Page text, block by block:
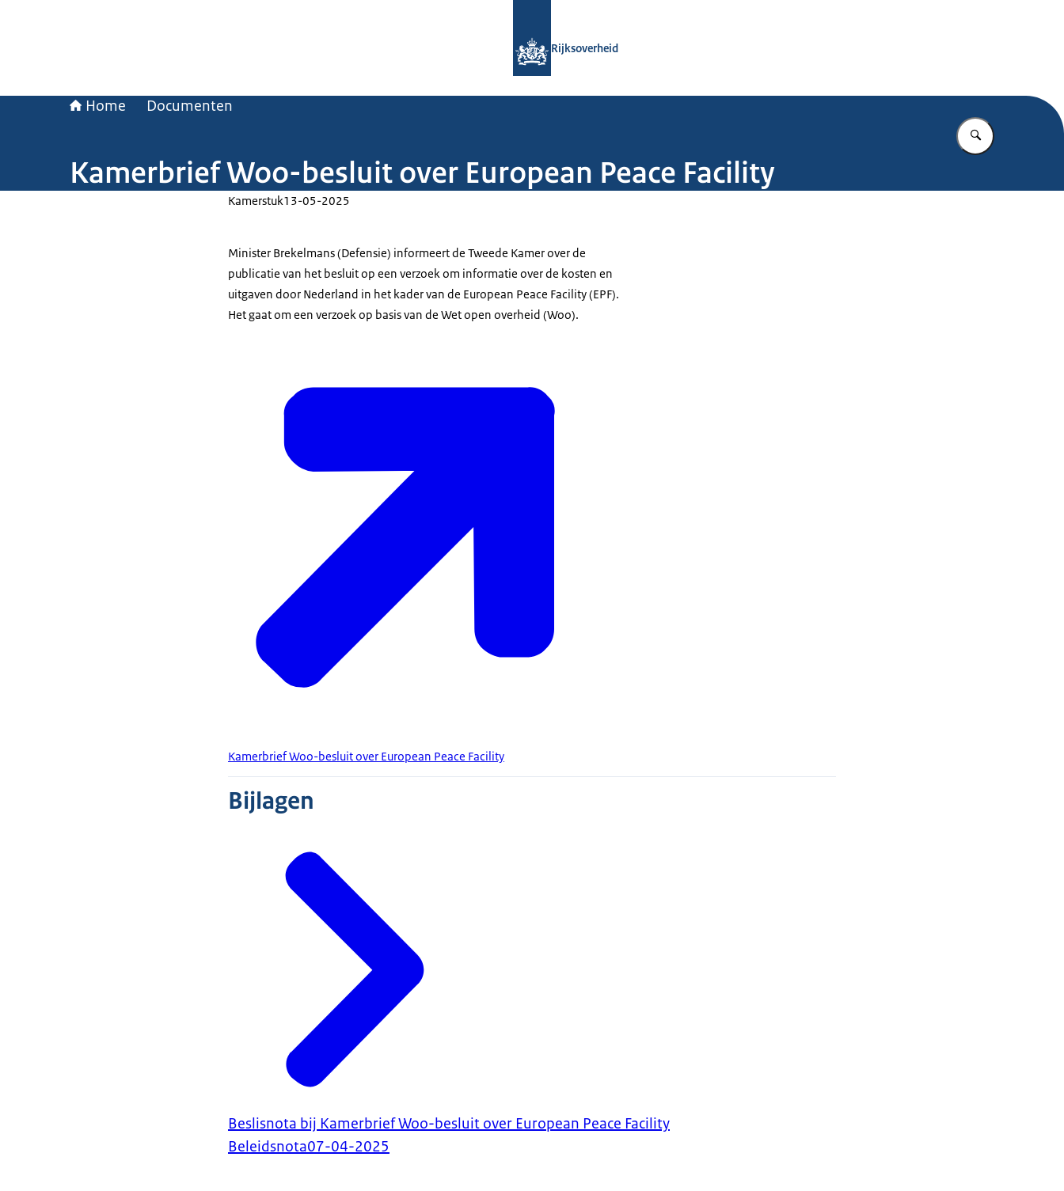
Rijksoverheid
Home Documenten
Vul in wat u
Kamerbrief Woo-besluit over European Peace Facility
Kamerstuk13-05-2025
Minister Brekelmans (Defensie) informeert de Tweede Kamer over de
publicatie van het besluit op een verzoek om informatie over de kosten en
uitgaven door Nederland in het kader van de European Peace Facility (EPF).
Het gaat om een verzoek op basis van de Wet open overheid (Woo).
Kamerbrief Woo-besluit over European Peace Facility
Bijlagen
Beslisnota bij Kamerbrief Woo-besluit over European Peace Facility
Beleidsnota07-04-2025